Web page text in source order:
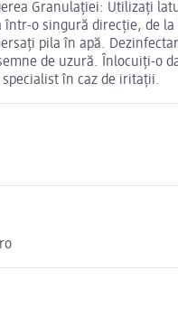
Granulației: Utilizați
o singură direcție, de
pila în apă.
de uzură. Înlocuiți-o
în caz de iritații.